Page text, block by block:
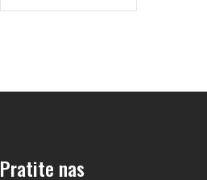
Pratite nas